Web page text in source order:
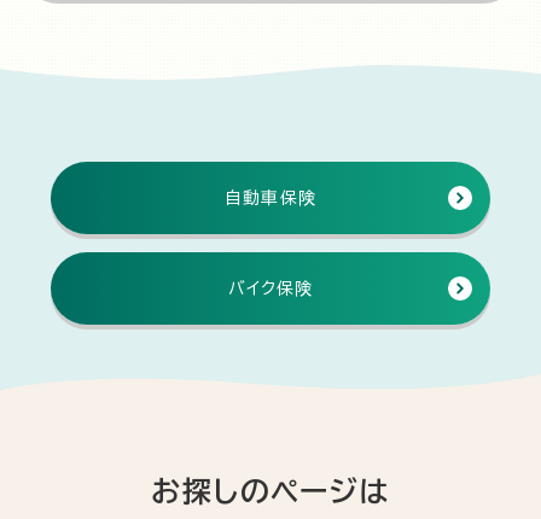
自動車保険
バイク保険
お探しのページは